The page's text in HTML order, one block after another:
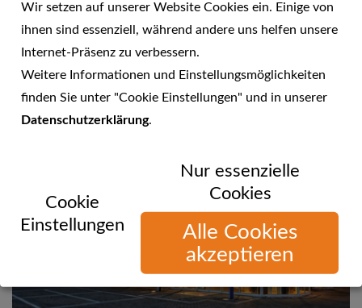
"sehr gut"
04.08.2016
Küchenanbieter-Test 2016 bei Focus Money
Wir setzen auf unserer Website Cookies ein. Einige von
ihnen sind essenziell, während andere uns helfen unsere
Internet-Präsenz zu verbessern.
Weitere Informationen und Einstellungsmöglichkeiten
finden Sie unter "Cookie Einstellungen" und in unserer
Datenschutzerklärung.
Cookie
Einstellungen
Nur essenzielle
Cookies
Alle Cookies
akzeptieren